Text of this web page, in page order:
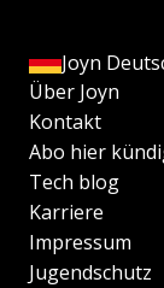
Joyn
Über Joyn
Kontakt
Abo hier
Tech blog
Karriere
Impressum
Jugendschutz